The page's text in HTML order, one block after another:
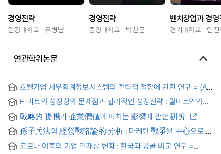
경영전략
원광대학교 유병남
경영전략
중앙대학교 박찬균
벤처창업과 경
경기대학교 임
연관학위논문
호텔기업 세무회계정보시스템의 전략적 적합에 관한 연구 = (A)
Study on the Fitness of Business Strategy and Tax
Accounting Information System for the Hotel Industry
E-마트의 성장상의 문제점과 합리적인 성장전략 : 월마트와의
비교를 중심으로 = (The) problems and the reasonable
growth strategy in the growth of E-Mart
戰略的 提携가 企業價値에 미치는 影響에 관한 硏究
孫子兵法의 經營戰略論的 分析 : 마케팅 戰爭을 中心으로 =
(A)study of modern management strategy and Sun Tzu's
art of war
코로나 이후의 기업 인재상 변화 : 한국과 몽골 비교 연구 =